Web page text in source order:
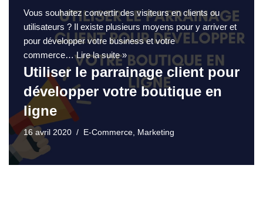
Vous souhaitez convertir des visiteurs en clients ou
utilisateurs ? Il existe plusieurs moyens pour y arriver et
pour développer votre business et votre
commerce…Lire la suite »
Utiliser le parrainage client pour
développer votre boutique en
ligne
16 avril 2020 E-Commerce, Marketing